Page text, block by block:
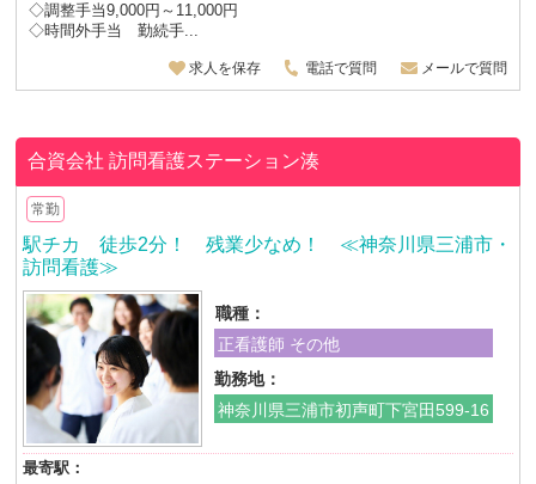
◇調整手当9,000円～11,000円
◇時間外手当 勤続手...
求人を保存 電話で質問 メールで質問
合資会社訪問看護ステーション湊
常勤
駅チカ 徒歩2分！ 残業少なめ！ ≪神奈川県三浦市・
訪問看護≫
職種：
正看護師 その他
勤務地：
神奈川県三浦市初声町下宮田599-16
最寄駅：